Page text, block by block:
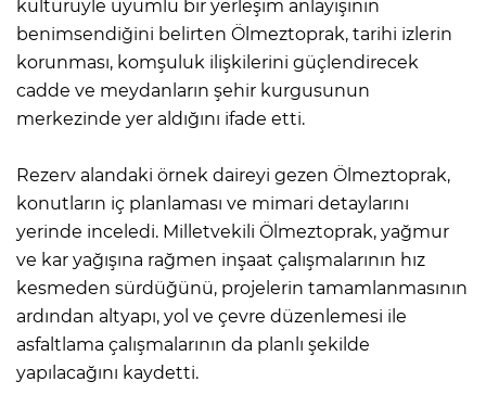
kültürüyle uyumlu bir yerleşim anlayışının
benimsendiğini belirten Ölmeztoprak, tarihi izlerin
korunması, komşuluk ilişkilerini güçlendirecek
cadde ve meydanların şehir kurgusunun
merkezinde yer aldığını ifade etti.
Rezerv alandaki örnek daireyi gezen Ölmeztoprak,
konutların iç planlaması ve mimari detaylarını
yerinde inceledi. Milletvekili Ölmeztoprak, yağmur
ve kar yağışına rağmen inşaat çalışmalarının hız
kesmeden sürdüğünü, projelerin tamamlanmasının
ardından altyapı, yol ve çevre düzenlemesi ile
asfaltlama çalışmalarının da planlı şekilde
yapılacağını kaydetti.